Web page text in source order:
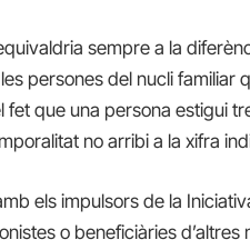
sempre a la
les persones del nucli familiar
fet que una persona estigui
no arribi a la xifra
els impulsors de la
o beneficiàries